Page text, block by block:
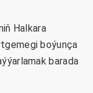
Halkara
boýunça
barada